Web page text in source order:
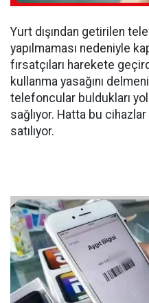
Yurt dışından getirilen
yapılmaması nedeniyle
fırsatçıları harekete
kullanma yasağını
telefoncular buldukları
sağlıyor. Hatta bu
satılıyor.